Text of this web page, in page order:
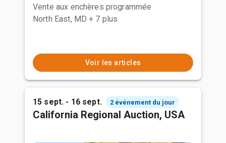
Vente aux enchères programmée
North East, MD + 7 plus
Voir les articles
15 sept. - 16 sept. 2 événement du jour
California Regional Auction, USA